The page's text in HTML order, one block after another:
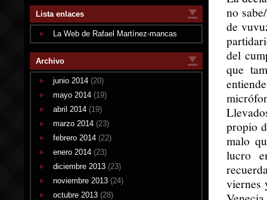
Lista enlaces
La Web de Rafael Martínez-mancas
Archivo
junio 2014 (20)
mayo 2014 (19)
abril 2014 (19)
marzo 2014 (23)
febrero 2014 (22)
enero 2014 (23)
diciembre 2013 (23)
noviembre 2013 (24)
octubre 2013 (28)
no
de
del
que
propio
malo
lucro
viernes